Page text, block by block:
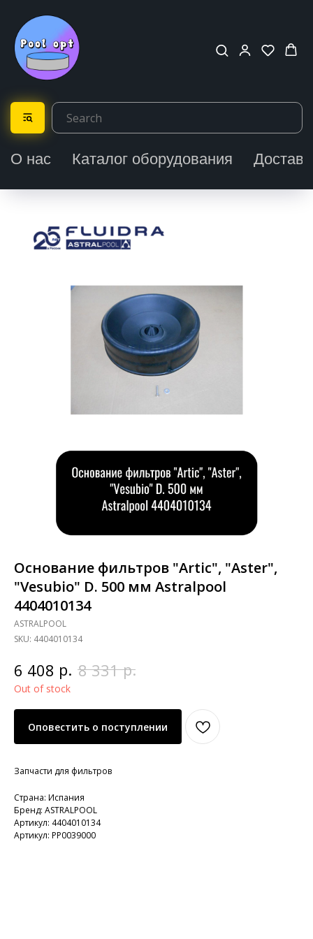
О нас Каталог оборудования
Основание фильтров "Artic", "Aster",
"Vesubio" D. 500 мм Astralpool
4404010134
ASTRALPOOL
SKU: 4404010134
6 408 р. 8 331 р.
Out of stock
Оповестить о поступлении
Запчасти для фильтров
Страна: Испания
Бренд: ASTRALPOOL
Артикул: 4404010134
Артикул: PP0039000